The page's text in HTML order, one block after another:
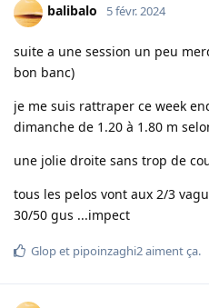
balibalo 5 févr. 2024
suite a une session un peu
bon banc)
je me suis rattraper ce week
dimanche de 1.20 à 1.80 m
une jolie droite sans trop de
tous les pelos vont aux 2/3
30/50 gus ...impect
Glopet pipoinzaghi2aiment ça.